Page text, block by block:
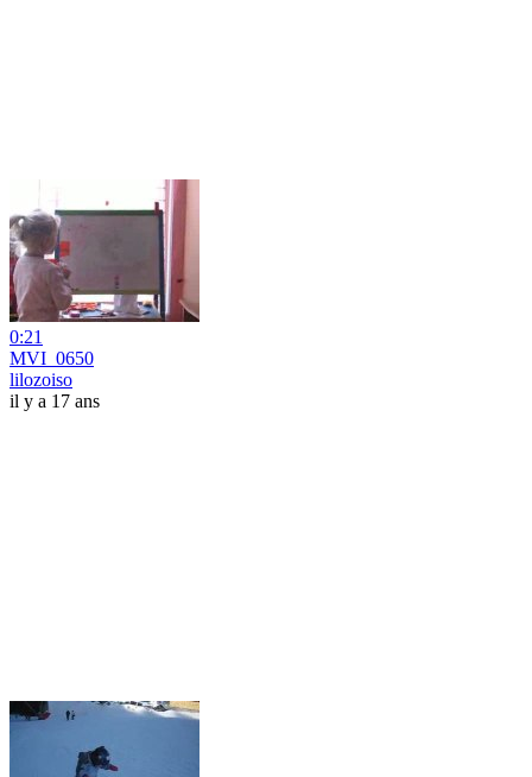
0:21
MVI_0650
lilozoiso
il y a 17 ans